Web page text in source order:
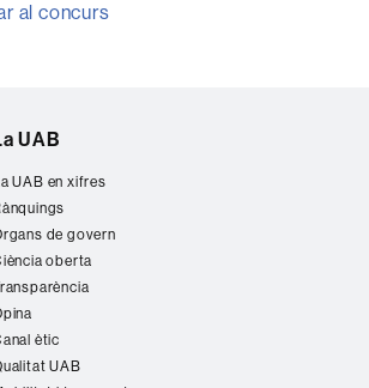
al concurs
UAB
UAB en xifres
de govern
oberta
ètic
UAB